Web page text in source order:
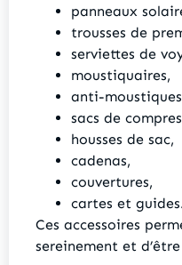
panneaux
trousses de
serviettes de
moustiquaires,
anti-
sacs de
housses de sac,
cadenas,
couvertures,
cartes et
Ces accessoires
sereinement et